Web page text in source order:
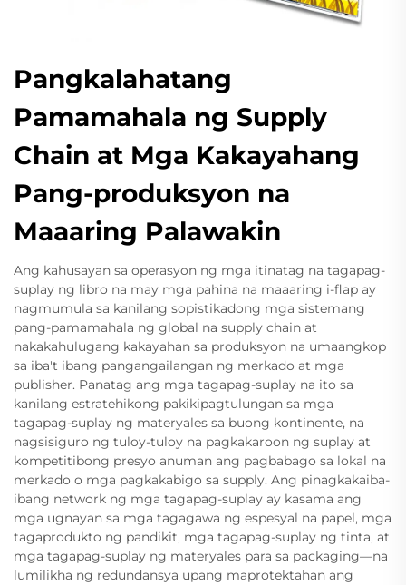
Pangkalahatang
Pamamahala ng Supply
Chain at Mga Kakayahang
Pang-produksyon na
Maaaring Palawakin
Ang kahusayan sa operasyon ng mga itinatag na tagapag-
suplay ng libro na may mga pahina na maaaring i-flap ay
nagmumula sa kanilang sopistikadong mga sistemang
pang-pamamahala ng global na supply chain at
nakakahulugang kakayahan sa produksyon na umaangkop
sa iba't ibang pangangailangan ng merkado at mga
publisher. Panatag ang mga tagapag-suplay na ito sa
kanilang estratehikong pakikipagtulungan sa mga
tagapag-suplay ng materyales sa buong kontinente, na
nagsisiguro ng tuloy-tuloy na pagkakaroon ng suplay at
kompetitibong presyo anuman ang pagbabago sa lokal na
merkado o mga pagkakabigo sa supply. Ang pinagkakaiba-
ibang network ng mga tagapag-suplay ay kasama ang
mga ugnayan sa mga tagagawa ng espesyal na papel, mga
tagaprodukto ng pandikit, mga tagapag-suplay ng tinta, at
mga tagapag-suplay ng materyales para sa packaging—na
lumilikha ng redundansya upang maprotektahan ang